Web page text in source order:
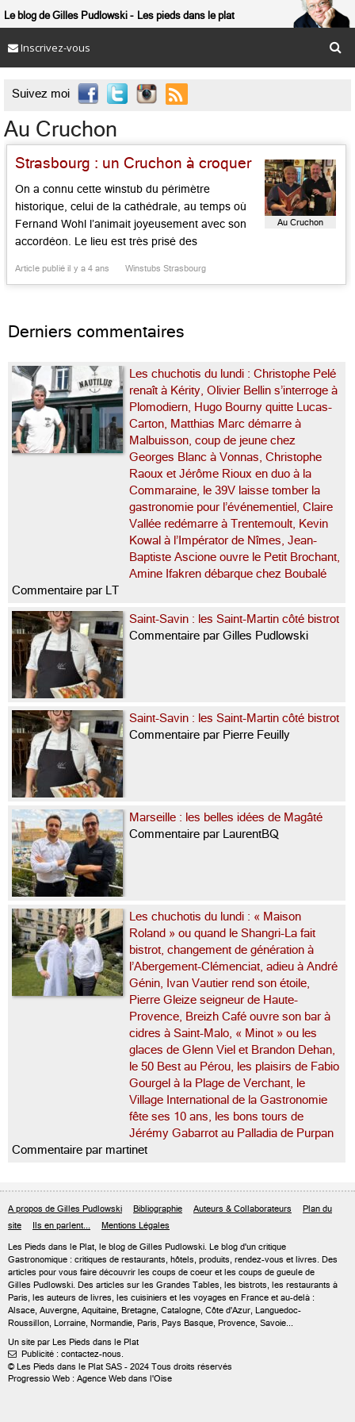
Le blog de Gilles Pudlowski Les pieds dans le plat
Inscrivez-vous
Suivez moi 
Au Cruchon
Strasbourg : un Cruchon à croquer
On a connu cette winstub du périmètre
historique, celui de la cathédrale, au temps où
Fernand Wohl l’animait joyeusement avec son
accordéon. Le lieu est très prisé des
second plan. L’instrument du gars Fernand fait
table d’hôte) […]...
Article publié il y a 4 ans Winstubs Strasbourg
Au Cruchon
Derniers commentaires
Les chuchotis du lundi : Christophe Pelé
renaît à Kérity, Olivier Bellin s’interroge à
Plomodiern, Hugo Bourny quitte Lucas-
Carton, Matthias Marc démarre à
Malbuisson, coup de jeune chez
Georges Blanc à Vonnas, Christophe
Raoux et Jérôme Rioux en duo à la
Commaraine, le 39V laisse tomber la
gastronomie pour l’événementiel, Claire
Vallée redémarre à Trentemoult, Kevin
Kowal à l’Impérator de Nîmes, Jean-
Baptiste Ascione ouvre le Petit Brochant,
Amine Ifakren débarque chez Boubalé
Commentaire par LT
Saint-Savin : les Saint-Martin côté bistrot
Commentaire par Gilles Pudlowski
Saint-Savin : les Saint-Martin côté bistrot
Commentaire par Pierre Feuilly
Marseille : les belles idées de Magâté
Commentaire par LaurentBQ
Les chuchotis du lundi : « Maison
Roland » ou quand le Shangri-La fait
bistrot, changement de génération à
l’Abergement-Clémenciat, adieu à André
Génin, Ivan Vautier rend son étoile,
Pierre Gleize seigneur de Haute-
Provence, Breizh Café ouvre son bar à
cidres à Saint-Malo, « Minot » ou les
glaces de Glenn Viel et Brandon Dehan,
le 50 Best au Pérou, les plaisirs de Fabio
Gourgel à la Plage de Verchant, le
Village International de la Gastronomie
fête ses 10 ans, les bons tours de
Jérémy Gabarrot au Palladia de Purpan
Commentaire par martinet
A propos de Gilles Pudlowski Bibliographie Auteurs & Collaborateurs
Plan du
site
Ils en parlent... Mentions Légales
Les Pieds dans le Plat, le blog de Gilles Pudlowski. Le blog d'un critique
Gastronomique : critiques de restaurants, hôtels, produits, rendez-vous et livres. Des
articles pour vous faire découvrir les coups de coeur et les coups de gueule de
Gilles Pudlowski. Des articles sur les Grandes Tables, les bistrots, les restaurants à
Paris, les auteurs de livres, les cuisiniers et les voyages en France et au-delà :
Alsace, Auvergne, Aquitaine, Bretagne, Catalogne, Côte d'Azur, Languedoc-
Roussillon, Lorraine, Normandie, Paris, Pays Basque, Provence, Savoie...
Un site par Les Pieds dans le Plat
 Publicité : contactez-nous.
© Les Pieds dans le Plat SAS - 2024 Tous droits réservés
Progressio Web : Agence Web dans l'Oise